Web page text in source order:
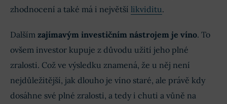
zhodnocení a také má i největší likviditu.
Dalším zajímavým investičním nástrojem je víno. To
ovšem investor kupuje z důvodu užití jeho plné
zralosti. Což ve výsledku znamená, že u něj není
nejdůležitější, jak dlouho je víno staré, ale právě kdy
dosáhne své plné zralosti, a tedy i chuti a vůně na